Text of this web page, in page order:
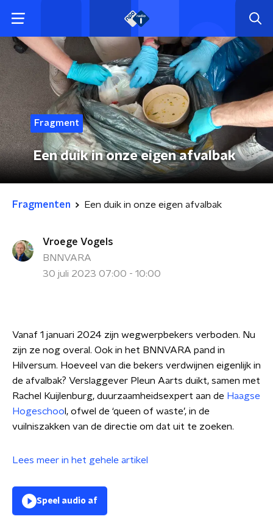
Fragment
Een duik in onze eigen afvalbak
Fragmenten Een duik in onze eigen afvalbak
Vroege Vogels
BNNVARA
30 juli 2023 07:00 - 10:00
Vanaf 1 januari 2024 zijn wegwerpbekers verboden. Nu
zijn ze nog overal. Ook in het BNNVARA pand in
Hilversum. Hoeveel van die bekers verdwijnen eigenlijk in
de afvalbak? Verslaggever Pleun Aarts duikt, samen met
Rachel Kuijlenburg, duurzaamheidsexpert aan de Haagse
Hogeschoo l, ofwel de ‘queen of waste’, in de
vuilniszakken van de directie om dat uit te zoeken.
Lees meer in het gehele artikel
Speel audio af